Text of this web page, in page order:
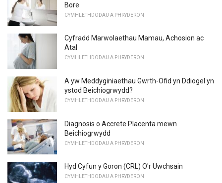
Bore
CYMHLETHDODAU A PHRYDERON
Cyfradd Marwolaethau Mamau, Achosion ac
Atal
CYMHLETHDODAU A PHRYDERON
A yw Meddyginiaethau Gwrth-Ofid yn Ddiogel yn
ystod Beichiogrwydd?
CYMHLETHDODAU A PHRYDERON
Diagnosis o Accrete Placenta mewn
Beichiogrwydd
CYMHLETHDODAU A PHRYDERON
Hyd Cyfun y Goron (CRL) O'r Uwchsain
CYMHLETHDODAU A PHRYDERON